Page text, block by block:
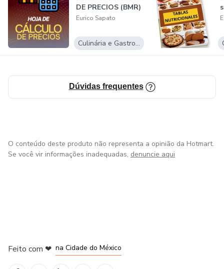
DE PRECIOS (BMR)
Eurico Sapato
Culinária e Gastronomia
Dúvidas frequentes
O conteúdo deste produto não representa a opinião da Hotmart.
Se você vir informações inadequadas, denuncie aqui
Feito com ❤ na Cidade do México